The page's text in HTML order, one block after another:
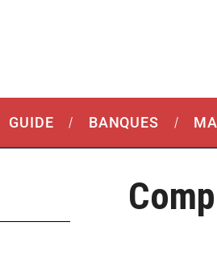
GUIDE BANQUES